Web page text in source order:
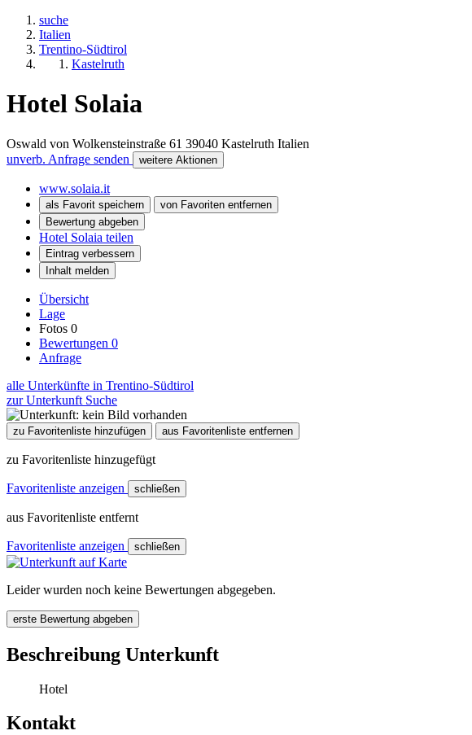
suche
Italien
Trentino-Südtirol
Kastelruth
Hotel Solaia
Oswald von Wolkensteinstraße 61 39040 Kastelruth Italien
unverb. Anfrage senden
weitere Aktionen
www.solaia.it
als Favorit speichern
von Favoriten entfernen
Bewertung abgeben
Hotel Solaia teilen
Eintrag verbessern
Inhalt melden
Übersicht
Lage
Fotos 0
Bewertungen 0
Anfrage
alle Unterkünfte in Trentino-Südtirol
zur Unterkunft Suche
zu Favoritenliste hinzufügen aus Favoritenliste entfernen
zu Favoritenliste hinzugefügt
Favoritenliste anzeigen schließen
aus Favoritenliste entfernt
Favoritenliste anzeigen schließen
Leider wurden noch keine Bewertungen abgegeben.
erste Bewertung abgeben
Beschreibung Unterkunft
Hotel
Kontakt